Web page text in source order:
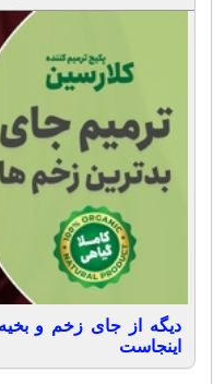
دیگه از جای زخم و
اینجاست